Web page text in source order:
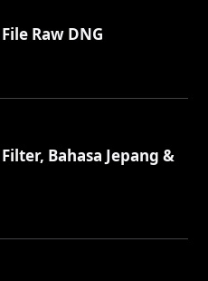
Raw DNG
Bahasa Jepang &